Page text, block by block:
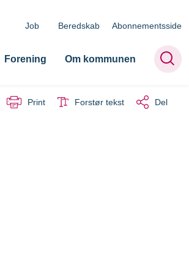
Job Beredskab Abonnementsside
Forening Om kommunen
Print Forstør tekst Del